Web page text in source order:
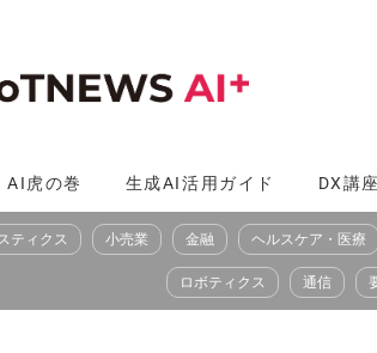
AI虎の巻 生成AI活用ガイド DX講座
ティクス 小売業 金融 ヘルスケア・医療
ロボティクス 通信